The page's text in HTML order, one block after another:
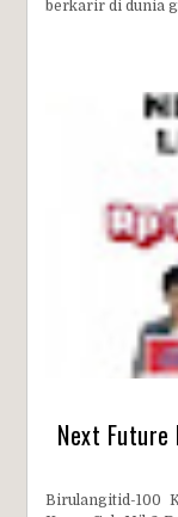
berkarir di dunia
Next
Birulangitid-100